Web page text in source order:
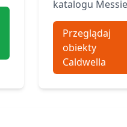
katalogu
Przeglądaj
obiekty
Caldwella